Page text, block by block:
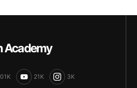
Academy
21K 3K